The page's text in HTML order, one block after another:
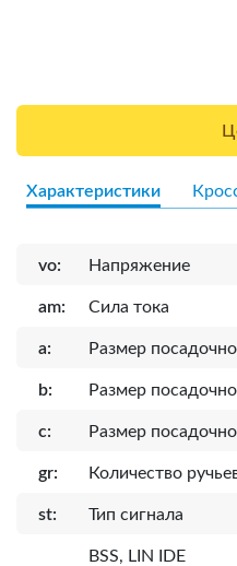
Характеристики
vo: Напряжение
am: Сила тока
a: Размер
b: Размер
c: Размер
gr: Количество
st: Тип сигнала
BSS, LIN IDE